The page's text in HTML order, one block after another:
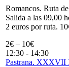
Romancos. Ruta
Salida a las 09,00
2 euros por ruta.
2€ – 10€
12:30 - 14:30
Pastrana. XXXVII